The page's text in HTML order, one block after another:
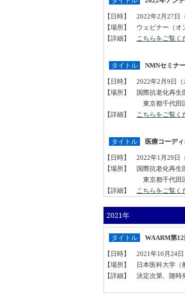
【日時】 2022年2月27日
【場所】 ウェビナー（オ
【詳細】 こちらをご覧く
タイトル NMNセミナ
【日時】 2022年2月9日（
【場所】 国際抗老化再生
東京都千代田区内幸
【詳細】 こちらをご覧く
タイトル 医療コーデ
【日時】 2022年1月29日
【場所】 国際抗老化再生
東京都千代田区内幸
【詳細】 こちらをご覧く
2021年
タイトル WAARM第
【日時】 2021年10月24
【場所】 日本医科大学
【詳細】 決定次第、随時